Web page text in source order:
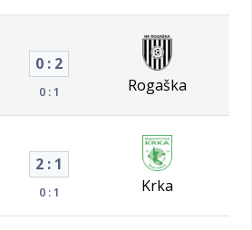
0 : 2
0 : 1 Rogaška
2 : 1
0 : 1 Krka